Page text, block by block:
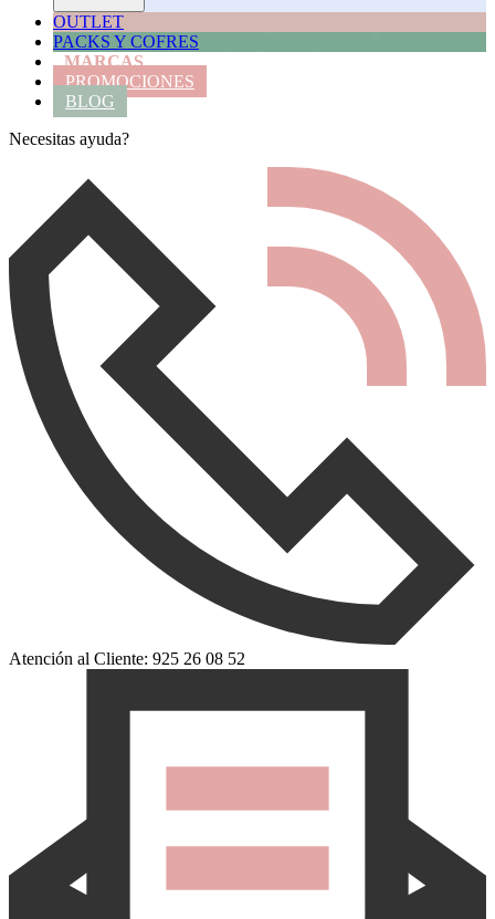
OUTLET
PACKS Y COFRES
MARCAS
PROMOCIONES
BLOG
Necesitas ayuda?
Atención al Cliente: 925 26 08 52